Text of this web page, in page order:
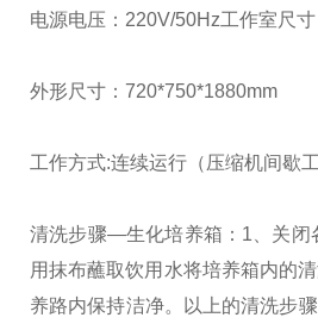
电源电压：220V/50Hz工作室尺
外形尺寸：720*750*1880mm
工作方式:连续运行（压缩机间歇工
清洗步骤—生化培养箱： 1、关闭
用抹布蘸取饮用水将培养箱内的清
养路内保持洁净。
以上的清洗步